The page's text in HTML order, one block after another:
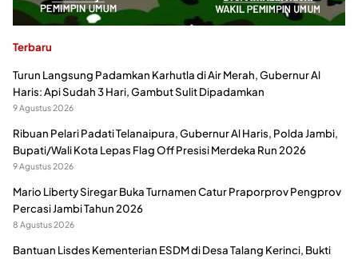
Terbaru
Turun Langsung Padamkan Karhutla di Air Merah, Gubernur Al
Haris: Api Sudah 3 Hari, Gambut Sulit Dipadamkan
9 Agustus 2026
Ribuan Pelari Padati Telanaipura, Gubernur Al Haris, Polda Jambi,
Bupati/Wali Kota Lepas Flag Off Presisi Merdeka Run 2026
9 Agustus 2026
Mario Liberty Siregar Buka Turnamen Catur Praporprov Pengprov
Percasi Jambi Tahun 2026
8 Agustus 2026
Bantuan Lisdes Kementerian ESDM di Desa Talang Kerinci, Bukti